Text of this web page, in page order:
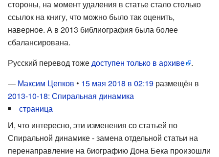
стороны, на момент удаления в статье стало столько
ссылок на книгу, что можно было так оценить,
наверное. А в 2013 библиография была более
сбалансирована.
Русский перевод тожедоступен только в архиве
.
— Максим Цепков • 15 мая 2018 в 02:19 размещён в
2013-10-18: Спиральная динамика
страница
И, что интересно, эти изменения со статьей по
Спиральной динамике - замена отдельной статьи на
перенаправление на биографию Дона Бека произошли